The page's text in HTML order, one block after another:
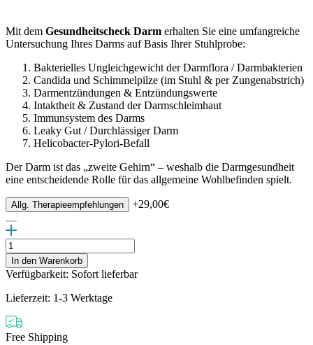
Mit dem Gesundheitscheck Darm erhalten Sie eine umfangreiche
Untersuchung Ihres Darms auf Basis Ihrer Stuhlprobe:
Bakterielles Ungleichgewicht der Darmflora / Darmbakterien
Candida und Schimmelpilze (im Stuhl & per Zungenabstrich)
Darmentzündungen & Entzündungswerte
Intaktheit & Zustand der Darmschleimhaut
Immunsystem des Darms
Leaky Gut / Durchlässiger Darm
Helicobacter-Pylori-Befall
Der Darm ist das „zweite Gehirn“ – weshalb die Darmgesundheit
eine entscheidende Rolle für das allgemeine Wohlbefinden spielt.
Allg. Therapieempfehlungen +29,00€
Empfehlungen
zur
Darmgesundheit
Menge
In den Warenkorb
Verfügbarkeit: Sofort lieferbar
Lieferzeit: 1-3 Werktage
Free Shipping